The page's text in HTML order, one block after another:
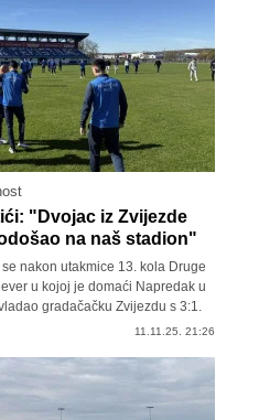
"Dvojac iz Zvijezde
na naš stadion"
nakon utakmice 13. kola Druge
u kojoj je domaći Napredak u
gradačačku Zvijezdu s 3:1.
11.11.25. 21:26